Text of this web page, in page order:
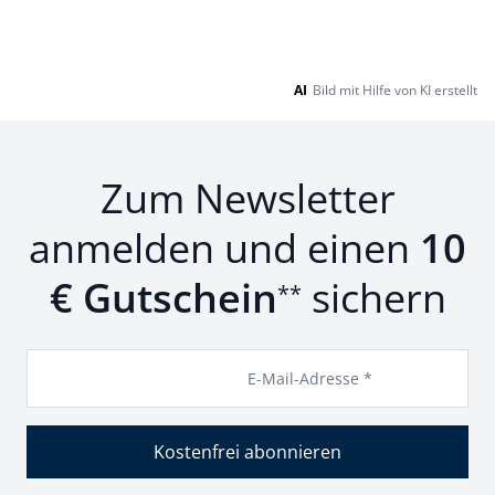
AI Bild mit Hilfe von KI erstellt
Zum Newsletter
anmelden und einen 10
€ Gutschein** sichern
E-Mail-Adresse *
Kostenfrei abonnieren